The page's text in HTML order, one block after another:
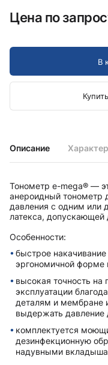
Описание
Тонометр e-mega® —
анероидный тонометр
давления с одним или
латекса, допускающей
Особенности:
быстрое
эргономичной форме
высокая точность на
эксплуатации
деталям и мембране
выдержать давление
комплектуется
дезинфекционную
надувными
Цена по
В